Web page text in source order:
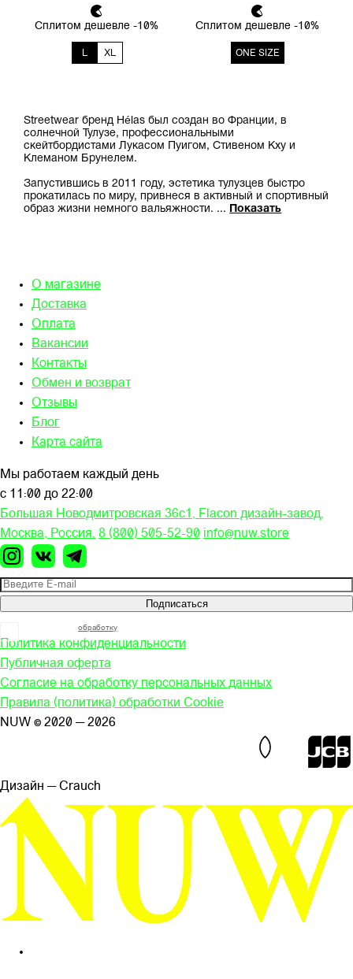
Сплитом дешевле -10%
L XL
Сплитом дешевле -10%
ONE SIZE
Streetwear бренд Hélas был создан во Франции, в
солнечной Тулузе, профессиональными
скейтбордистами Лукасом Пуигом, Стивеном Кху и
Клеманом Брунелем.
Запустившись в 2011 году, эстетика тулузцев быстро
прокатилась по миру, привнеся в активный и спортивный
образ жизни немного вальяжности. ... Показать
О магазине
Доставка
Оплата
Вакансии
Контакты
Обмен и возврат
Отзывы
Блог
Карта сайта
Мы работаем каждый день
с 11:00 до 22:00
Большая Новодмитровская 36c1, Flacon дизайн-завод,
Москва, Россия. 8 (800) 505-52-90 info@nuw.store
Подписаться
обработку
Политика конфиденциальности
Публичная оферта
Согласие на обработку персональных данных
Правила (политика) обработки Cookie
NUW © 2020 — 2026
Дизайн — Сrauch